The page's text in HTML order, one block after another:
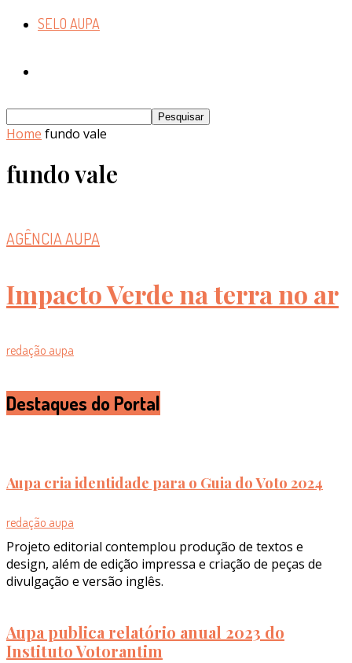
SELO AUPA
Home fundo vale
fundo vale
AGÊNCIA AUPA
Impacto Verde na terra no ar
redação aupa
Destaques do Portal
Aupa cria identidade para o Guia do Voto 2024
redação aupa
Projeto editorial contemplou produção de textos e
design, além de edição impressa e criação de peças de
divulgação e versão inglês.
Aupa publica relatório anual 2023 do
Instituto Votorantim